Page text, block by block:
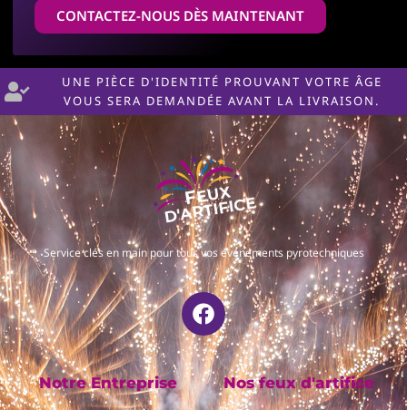
CONTACTEZ-NOUS DÈS MAINTENANT
UNE PIÈCE D'IDENTITÉ PROUVANT VOTRE ÂGE
VOUS SERA DEMANDÉE AVANT LA LIVRAISON.
Service clés en main pour tous vos événements pyrotechniques
Notre Entreprise Nos feux d'artifice